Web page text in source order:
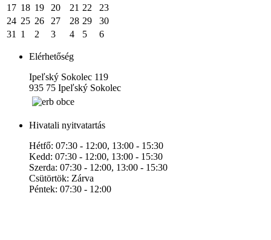
17 18 19 20 21 22
23
24 25 26 27 28 29
30
31
1 2 3 4 5 6
Elérhetőség
Ipeľský Sokolec 119
935 75 Ipeľský Sokolec
Hivatali nyitvatartás
Hétfő: 07:30 - 12:00, 13:00 - 15:30
Kedd: 07:30 - 12:00, 13:00 - 15:30
Szerda: 07:30 - 12:00, 13:00 - 15:30
Csütörtök: Zárva
Péntek: 07:30 - 12:00